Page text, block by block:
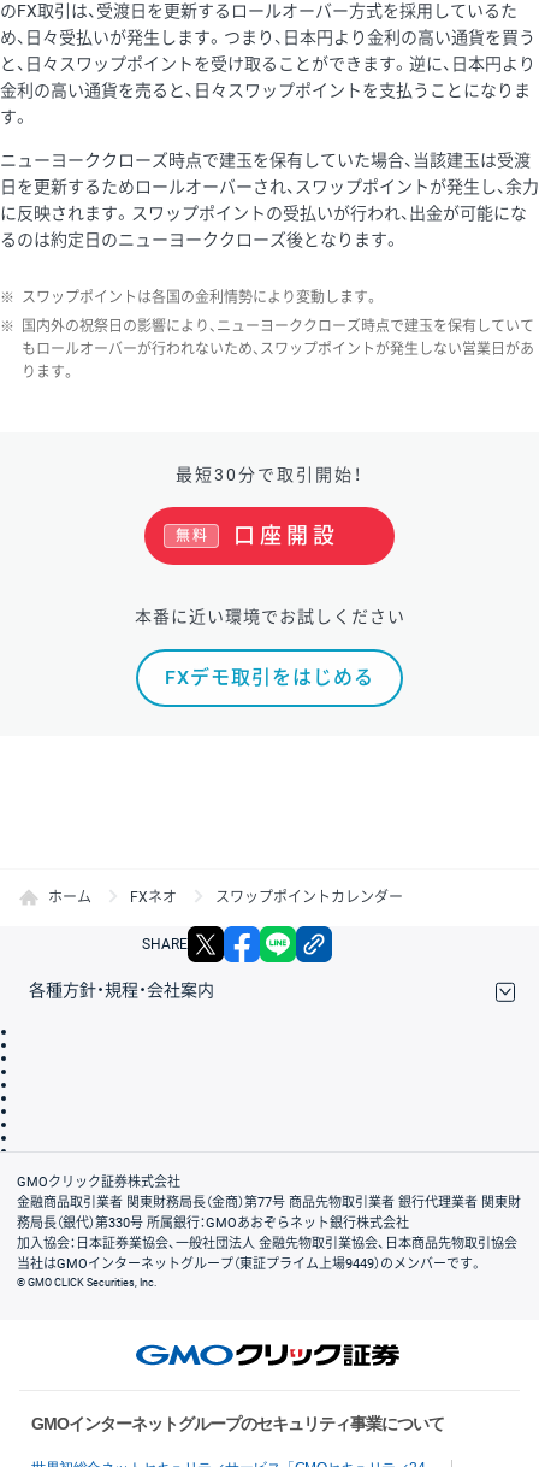
のFX取引は、受渡日を更新するロールオーバー方式を採用しているた
め、日々受払いが発生します。つまり、日本円より金利の高い通貨を買う
と、日々スワップポイントを受け取ることができます。逆に、日本円より
金利の高い通貨を売ると、日々スワップポイントを支払うことになりま
す。
ニューヨーククローズ時点で建玉を保有していた場合、当該建玉は受渡
日を更新するためロールオーバーされ、スワップポイントが発生し、余力
に反映されます。スワップポイントの受払いが行われ、出金が可能にな
るのは約定日のニューヨーククローズ後となります。
※ スワップポイントは各国の金利情勢により変動します。
※
国内外の祝祭日の影響により、ニューヨーククローズ時点で建玉を保有していて
もロールオーバーが行われないため、スワップポイントが発生しない営業日があ
ります。
最短30分で取引開始！
口座開設
無料
本番に近い環境でお試しください
FXデモ取引をはじめる
ホーム FXネオ スワップポイントカレンダー
SHARE X facebook
各種方針・規程・会社案内
会社案内
GMOクリック証券株式会社
金融商品取引業者 関東財務局長（金商）第77号 商品先物取引業者 銀行代理業者 関東財
務局長（銀代）第330号 所属銀行：GMOあおぞらネット銀行株式会社
加入協会：日本証券業協会、一般社団法人 金融先物取引業協会、日本商品先物取引協会
当社はGMOインターネットグループ（東証プライム上場9449）のメンバーです。
© GMO CLICK Securities, Inc.
GMOインターネットグループのセキュリティ事業について